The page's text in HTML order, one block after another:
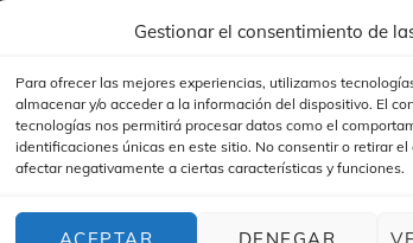
Gestionar el consentimiento de
Para ofrecer las mejores experiencias, utilizamos
almacenar y/o acceder a la información del dispositivo. El
tecnologías nos permitirá procesar datos como el
identificaciones únicas en este sitio. No consentir o retirar
afectar negativamente a ciertas características y funciones.
ACEPTAR DENEGAR
POR CATCH THEMES Y JAIME